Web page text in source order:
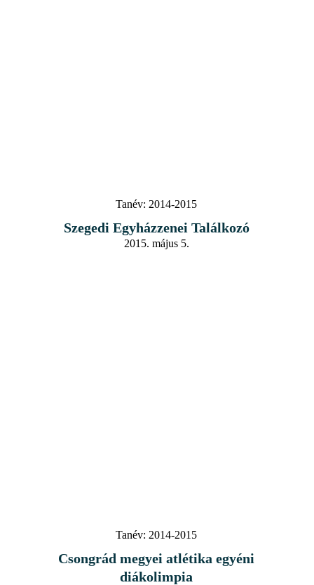
Tanév: 2014-2015
Szegedi Egyházzenei Találkozó
2015. május 5.
Tanév: 2014-2015
Csongrád megyei atlétika egyéni
diákolimpia